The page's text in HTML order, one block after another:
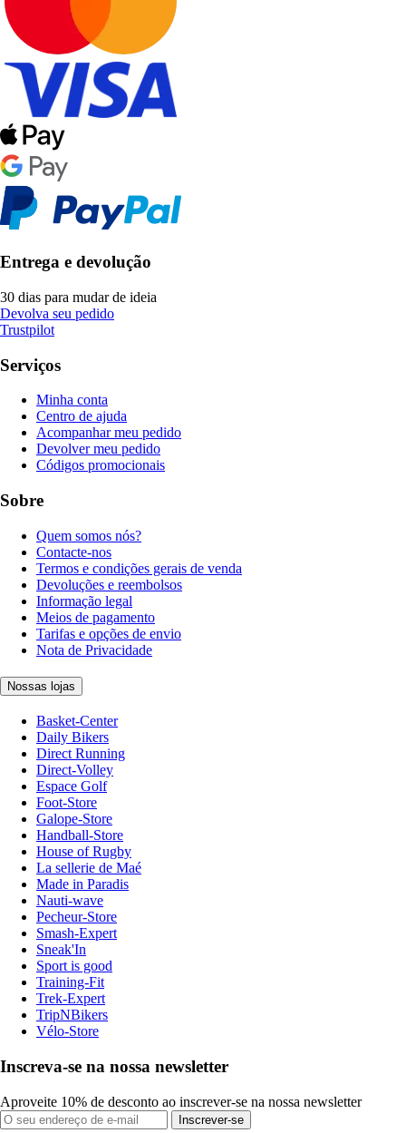
Entrega e devolução
30 dias para mudar de ideia
Devolva seu pedido
Trustpilot
Serviços
Minha conta
Centro de ajuda
Acompanhar meu pedido
Devolver meu pedido
Códigos promocionais
Sobre
Quem somos nós?
Contacte-nos
Termos e condições gerais de venda
Devoluções e reembolsos
Informação legal
Meios de pagamento
Tarifas e opções de envio
Nota de Privacidade
Nossas lojas
Basket-Center
Daily Bikers
Direct Running
Direct-Volley
Espace Golf
Foot-Store
Galope-Store
Handball-Store
House of Rugby
La sellerie de Maé
Made in Paradis
Nauti-wave
Pecheur-Store
Smash-Expert
Sneak'In
Sport is good
Training-Fit
Trek-Expert
TripNBikers
Vélo-Store
Inscreva-se na nossa newsletter
Aproveite 10% de desconto ao inscrever-se na nossa newsletter
Inscrever-se